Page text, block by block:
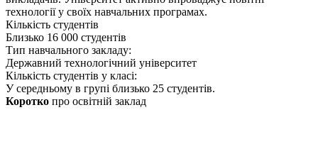
технології у своїх навчальних програмах.
Кількість студентів
Близько 16 000 студентів
Тип навчального закладу:
Державний технологічний університет
Кількість студентів у класі:
У середньому в групі близько 25 студентів.
Коротко про освітній заклад